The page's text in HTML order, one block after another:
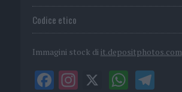
Codice etico
Immagini stock di it.depositphotos.com